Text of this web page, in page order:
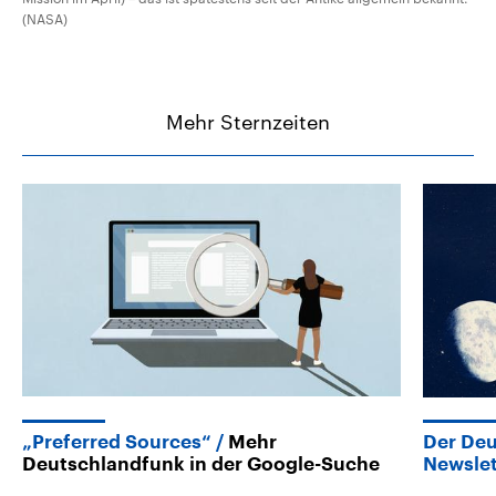
(NASA)
Mehr Sternzeiten
„Preferred Sources“
Mehr
Deutschlandfunk in der Google-Suche
Der